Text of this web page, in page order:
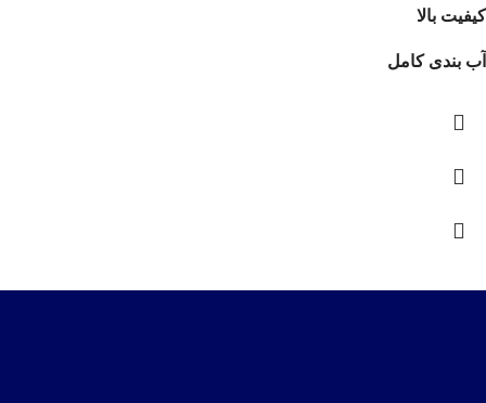
کیفیت بالا
آب بندی کامل